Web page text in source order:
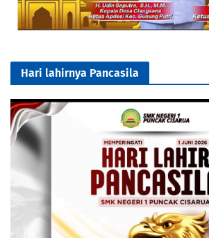
Hari lahirnya Pancasila